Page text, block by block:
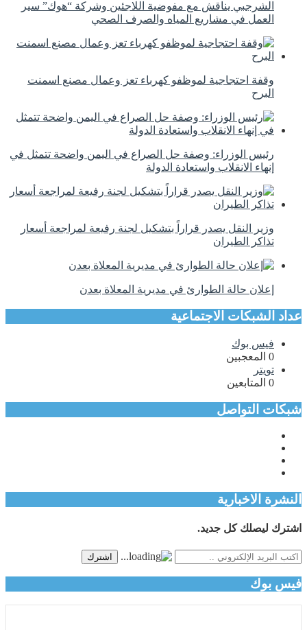
الشرجبي يناقش مع مفوضية اللاجئين وشركة “هوك” سير
العمل في مشاريع المياه والصرف الصحي
وقفة احتجاجية لموظفو كهرباء تعز وعمال مصنع اسمنت
البرح
رئيس الوزراء: وصفة حل الصراع في اليمن واضحة تتمثل في
إنهاء الانقلاب واستعادة الدولة
وزير النقل يصدر قراراً بتشكيل لجنة رفيعة لمراجعة أسعار
تذاكر الطيران
إعلان حالة الطوارئ في مديرية المعلاة بعدن
عداد الشبكات الاجتماعية
فيس بوك
0 المعجبين
تويتر
0 المتابعين
شبكات التواصل
النشرة الاخبارية
اشترك ليصلك كل جديد.
اشترك
فيس بوك